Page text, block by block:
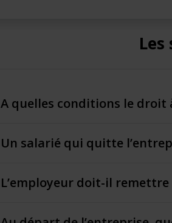
A quelles conditions le droit
Un salarié qui quitte
L’employeur doit-il remettre